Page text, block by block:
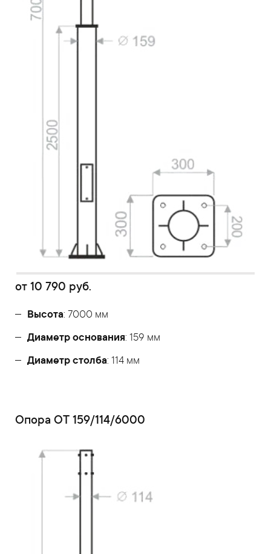
от 10 790 руб.
Высота: 7000 мм
Диаметр основания: 159 мм
Диаметр столба: 114 мм
Опора ОТ 159/114/6000